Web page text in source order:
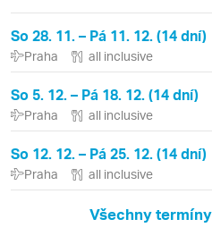
So 28. 11. – Pá 11. 12. (14 dní)
Praha all inclusive
So 5. 12. – Pá 18. 12. (14 dní)
Praha all inclusive
So 12. 12. – Pá 25. 12. (14 dní)
Praha all inclusive
Všechny